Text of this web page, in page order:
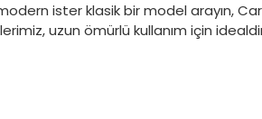
ister klasik bir model arayın,
uzun ömürlü kullanım için